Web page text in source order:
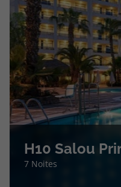
H10 Salou
7 Noites